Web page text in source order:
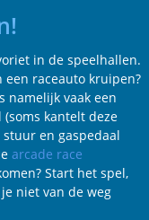
in de speelhallen.
raceauto kruipen?
namelijk vaak een
kantelt deze
en gaspedaal
arcade race
Start het spel,
niet van de weg